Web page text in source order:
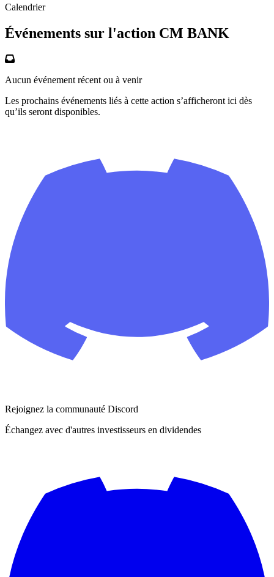
Calendrier
Événements sur l'action CM BANK
Aucun événement récent ou à venir
Les prochains événements liés à cette action s’afficheront ici dès
qu’ils seront disponibles.
Rejoignez la communauté Discord
Échangez avec d'autres investisseurs en dividendes